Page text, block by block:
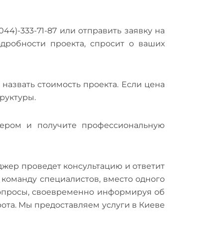
333-71-87 или отправить заявку на
проекта, спросит о ваших
стоимость проекта. Если цена
и получите профессиональную
проведет консультацию и ответит
специалистов, вместо одного
своевременно информируя об
Мы предоставляем услуги в Киеве